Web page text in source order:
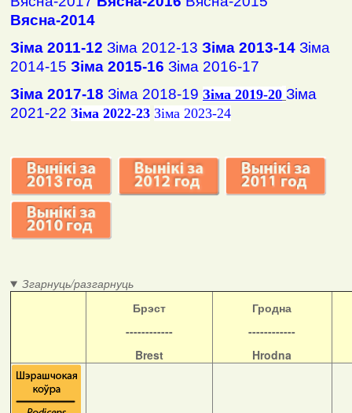
Вясна-2014
Зіма 2011-12 Зіма 2012-13 Зіма 2013-14 Зіма
2014-15 Зіма 2015-16 Зіма 2016-17
Зіма 2017-18 Зіма 2018-19 Зіма 2019-20 Зіма
2021-22 Зіма 2022-23 Зіма 2023-24
Згарнуць/разгарнуць
Брэст
------------
Brest
Гродна
------------
Hrodna